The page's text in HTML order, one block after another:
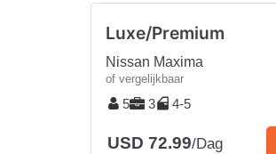
Luxe/Premium
Nissan Maxima
of vergelijkbaar
5 3 4-5
USD 72.99/Dag